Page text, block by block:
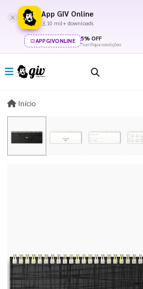
App GIV Online
10 mil+ downloads
APPGIVONLINE 5% OFF
*verifique condições
Início